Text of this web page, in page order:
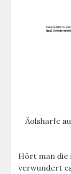
Äolsharfe
Hört man die
verwundert